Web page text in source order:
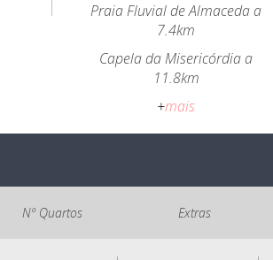
Praia Fluvial de Almaceda a
7.4km
Capela da Misericórdia a
11.8km
+mais
Nº Quartos Extras